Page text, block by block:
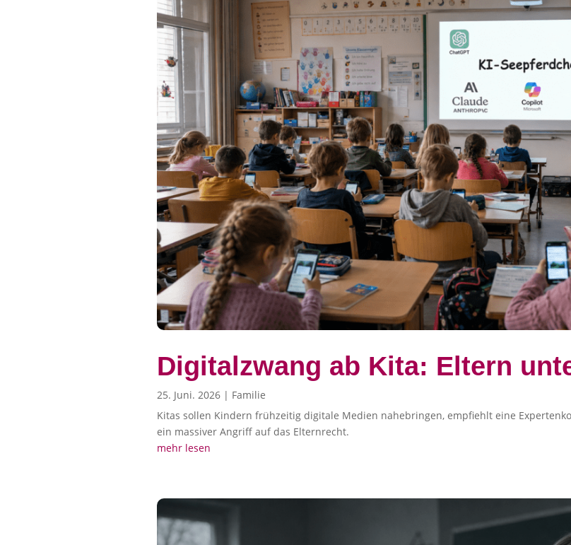
Digitalzwang ab Kita: Eltern
25. Juni. 2026 | Familie
Kitas sollen Kindern frühzeitig digitale Medien nahebringen, empfiehlt eine
ein massiver Angriff auf das Elternrecht.
mehr lesen